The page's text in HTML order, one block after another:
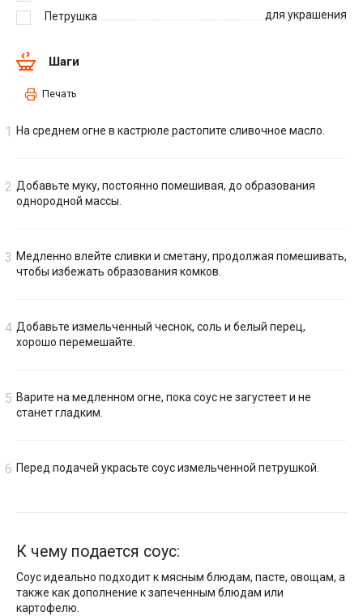
Петрушка
для украшения
Шаги
Печать
На среднем огне в кастрюле растопите сливочное масло.
Добавьте муку, постоянно помешивая, до образования
однородной массы.
Медленно влейте сливки и сметану, продолжая помешивать,
чтобы избежать образования комков.
Добавьте измельченный чеснок, соль и белый перец,
хорошо перемешайте.
Варите на медленном огне, пока соус не загустеет и не
станет гладким.
Перед подачей украсьте соус измельченной петрушкой.
К чему подается соус:
Соус идеально подходит к мясным блюдам, пасте, овощам, а
также как дополнение к запеченным блюдам или
картофелю.